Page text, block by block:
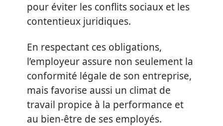
pour éviter les conflits sociaux et les
contentieux juridiques.
En respectant ces obligations,
l’employeur assure non seulement la
conformité légale de son entreprise,
mais favorise aussi un climat de
travail propice à la performance et
au bien-être de ses employés.